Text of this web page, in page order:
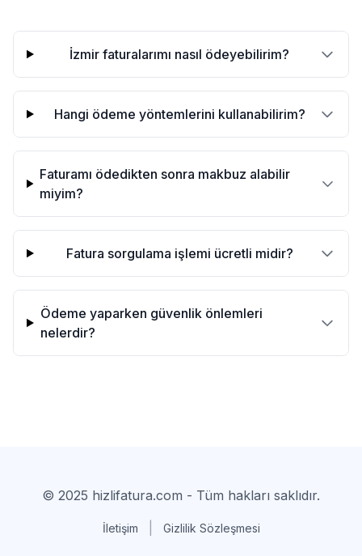
İzmir faturalarımı nasıl ödeyebilirim?
Hangi ödeme yöntemlerini kullanabilirim?
Faturamı ödedikten sonra makbuz alabilir
miyim?
Fatura sorgulama işlemi ücretli midir?
Ödeme yaparken güvenlik önlemleri
nelerdir?
© 2025 hizlifatura.com - Tüm hakları saklıdır.
İletişim Gizlilik Sözleşmesi